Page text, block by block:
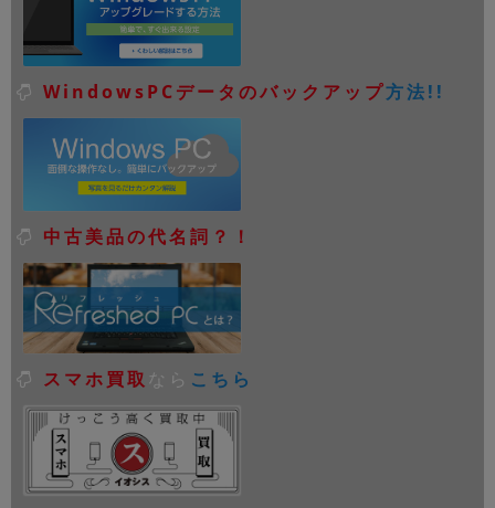
WindowsPCデータのバックアップ方法!!
中古美品の代名詞？！
スマホ買取 なら こちら